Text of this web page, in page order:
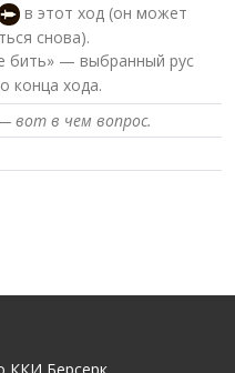
в этот ход (он может
снова).
бить» — выбранный рус
конца хода.
вот в чем вопрос.